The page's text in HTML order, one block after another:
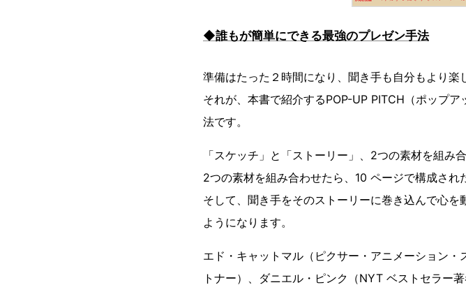
◆誰もが簡単にできる最強のプレゼン手法
準備はたった２時間になり、聞き手も自分もより楽
それが、本書で紹介するPOP-UP PITCH（ポップ
法です。
「スケッチ」と「ストーリー」、2つの素材を組み
2つの素材を組み合わせたら、10 ページで構成され
そして、聞き手をそのストーリーに巻き込んで心
ようになります。
エド・キャットマル（ピクサー・アニメーション
トナー）、ダニエル・ピンク（NYT ベストセラー